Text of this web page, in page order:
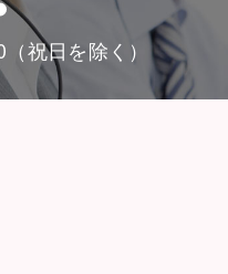
祝日を除く）